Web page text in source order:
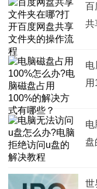
百
共
电
盘
世